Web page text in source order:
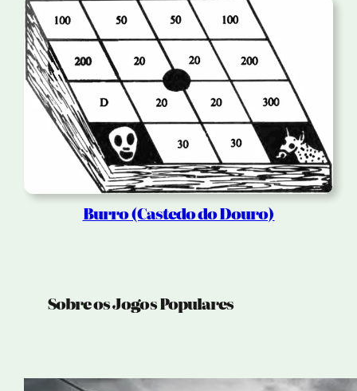
Burro (Castedo do Douro)
Sobre os Jogos Populares